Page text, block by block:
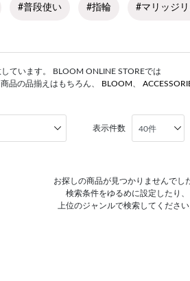
#普段使い #指輪 #マリッジ
ています。 BLOOM ONLINE STOREでは
品の品揃えはもちろん、 BLOOM
表示件数
お探しの商品が見つかりませんでし
検索条件をゆるめに設定したり、
上位のジャンルで検索してください